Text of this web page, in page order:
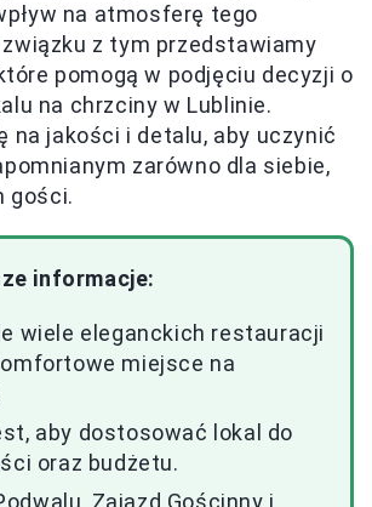
na atmosferę tego
z tym przedstawiamy
pomogą w podjęciu decyzji o
na chrzciny w Lublinie.
na jakości i detalu, aby uczynić
zarówno dla siebie,
gości.
informacje:
wiele eleganckich restauracji
miejsce na
aby dostosować lokal do
oraz budżetu.
Zajazd Gościnny i